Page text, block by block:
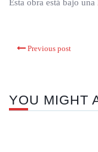
Esta obra está bajo una
Previous post
YOU MIGHT